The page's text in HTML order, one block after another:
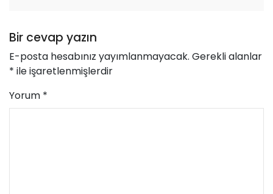
Bir cevap yazın
E-posta hesabınız yayımlanmayacak. Gerekli alanlar
* ile işaretlenmişlerdir
Yorum *